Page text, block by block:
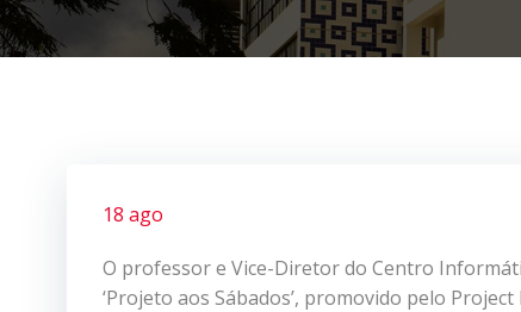
18 ago
O professor e Vice-Diretor do Centro
‘Projeto aos Sábados’, promovido pelo